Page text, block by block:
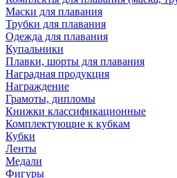
Маски для плавания
Трубки для плавания
Одежда для плавания
Купальники
Плавки, шорты для плавания
Наградная продукция
Награждение
Грамоты, дипломы
Книжки классификационные
Комплектующие к кубкам
Кубки
Ленты
Медали
Фигуры